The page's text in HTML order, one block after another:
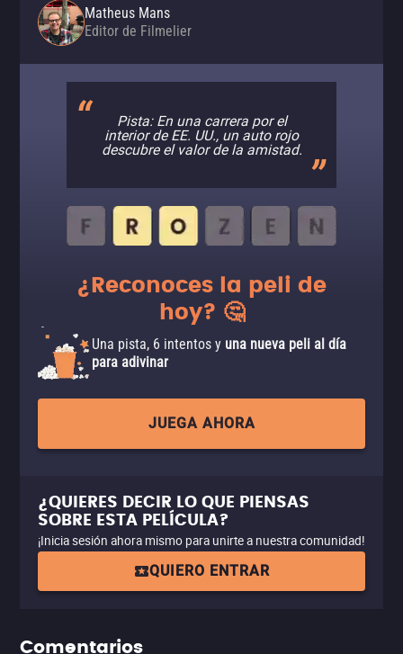
Matheus Mans
Editor de Filmelier
Pista: En una carrera por el
interior de EE. UU., un auto rojo
descubre el valor de la amistad.
¿Reconoces la peli de
hoy? 🤔
Una pista, 6 intentos y una nueva peli al día
para adivinar
JUEGA AHORA
¿QUIERES DECIR LO QUE PIENSAS
SOBRE ESTA PELÍCULA?
¡Inicia sesión ahora mismo para unirte a nuestra comunidad!
QUIERO ENTRAR
Comentarios